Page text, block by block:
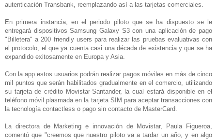
autenticación Transbank, reemplazando así a las tarjetas comerciales.
En primera instancia, en el periodo piloto que se ha dispuesto se le
entregará dispositivos Samsung Galaxy S3 con una aplicación de pago
"Billetera" a 200 friendly users para realizar las pruebas evaluativas con
el protocolo, el que ya cuenta casi una década de existencia y que se ha
expandido exitosamente en Europa y Asia.
Con la app estos usuarios podrán realizar pagos móviles en más de cinco
mil puntos que serán habilitados gradualmente en el comercio, utilizando
su tarjeta de crédito Movistar-Santander, la cual estará disponible en el
teléfono móvil plasmada en la tarjeta SIM para aceptar transacciones con
la tecnología contactless o pago sin contacto de MasterCard.
La directora de Marketing e innovación de Movistar, Paula Figueroa,
comentó que "creemos que nuestro piloto va a tardar un año, y en algo